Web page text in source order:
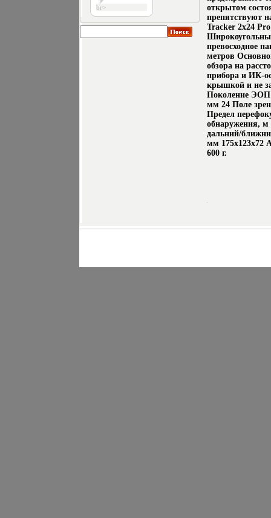
br>
открытом
препятствуют
Tracker 2x24
превосходное
метров
обзора на
прибора и ИК-
крышкой и не
Поколение ЭОП
мм 24 Поле
Предел
обнаружения, м
дальний/
мм 175x123x72
600 г.